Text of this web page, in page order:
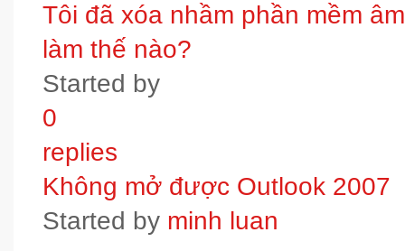
Tôi đã xóa nhầm phần mềm
làm thế nào?
Started by
0
replies
Không mở được Outlook 2007
Started by minh luan